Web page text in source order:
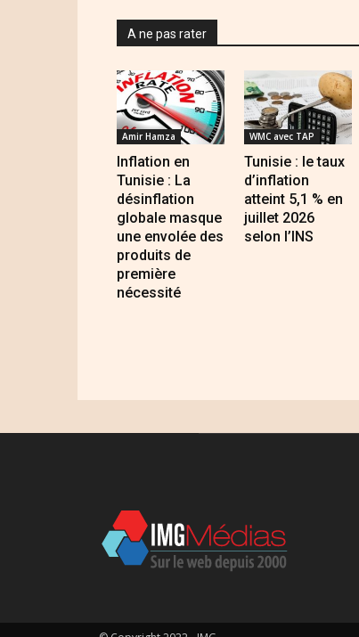
A ne pas rater
Amir Hamza
Inflation en
Tunisie : La
désinflation
globale masque
une envolée des
produits de
première
nécessité
WMC avec TAP
Tunisie : le taux
d’inflation
atteint 5,1 % en
juillet 2026
selon l’INS